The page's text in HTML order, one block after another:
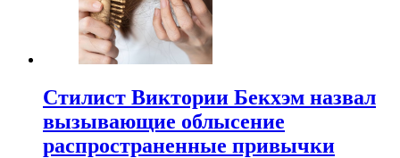
Стилист Виктории Бекхэм назвал
вызывающие облысение
распространенные привычки